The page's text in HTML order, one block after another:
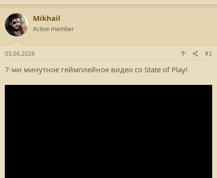
Mikhail
Active member
03.06.2026 #2
7-ми минутное геймплейное видео со State of Play!